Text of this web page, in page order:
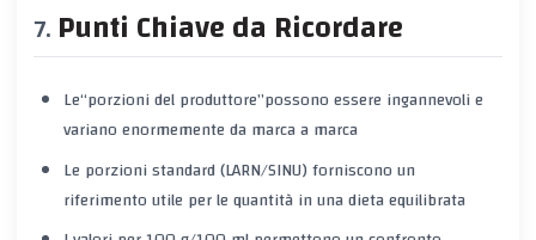
Punti Chiave da Ricordare
Le“porzioni del produttore”possono essere ingannevoli e
variano enormemente da marca a marca
Le porzioni standard(LARN/SINU) forniscono un
riferimento utile per le quantità in una dieta equilibrata